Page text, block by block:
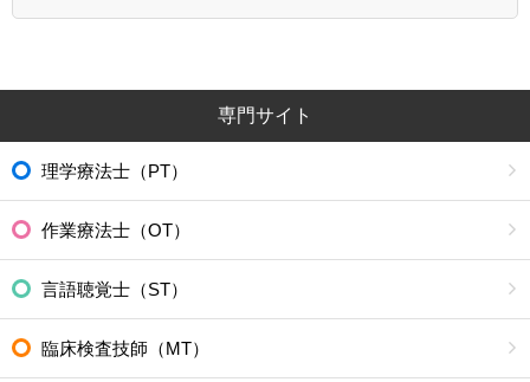
専門サイト
理学療法士（PT）
作業療法士（OT）
言語聴覚士（ST）
臨床検査技師（MT）